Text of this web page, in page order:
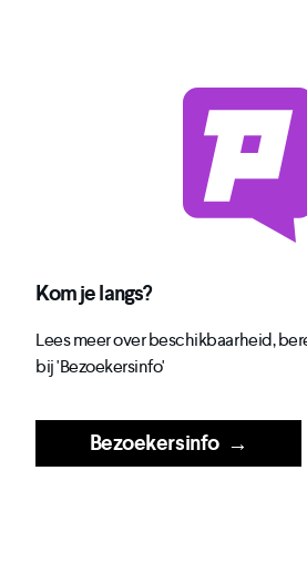
Kom je langs?
Lees meer over beschikbaarheid,
bij 'Bezoekersinfo'
Bezoekersinfo→